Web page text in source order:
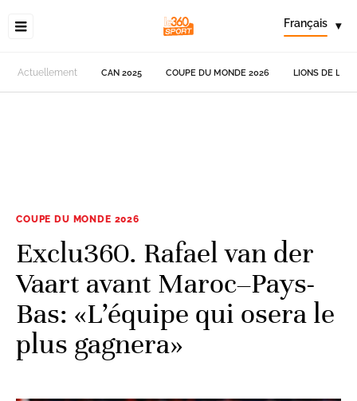
Français ▾
Actuellement CAN 2025 COUPE DU MONDE 2026 LIONS DE
COUPE DU MONDE 2026
Exclu360. Rafael van der
Vaart avant Maroc–Pays-
Bas: «L’équipe qui osera le
plus gagnera»